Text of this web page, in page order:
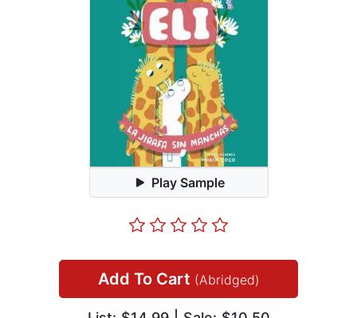
Play Sample
Add To Cart (Abridged)